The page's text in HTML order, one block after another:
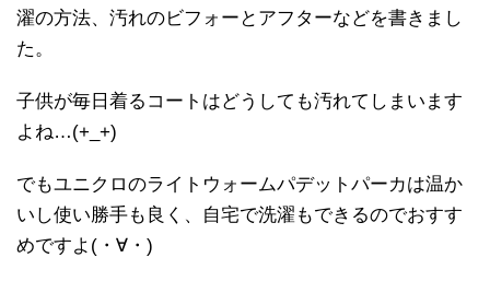
濯の方法、汚れのビフォーとアフターなどを書きまし
た。
子供が毎日着るコートはどうしても汚れてしまいます
よね…(+_+)
でもユニクロのライトウォームパデットパーカは温か
いし使い勝手も良く、自宅で洗濯もできるのでおすす
めですよ(・∀・)